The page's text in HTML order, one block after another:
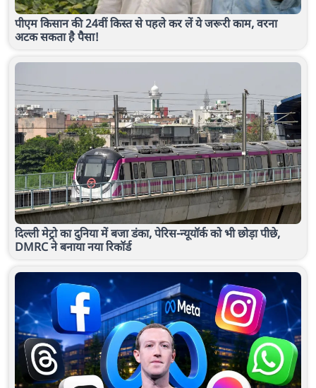
पीएम किसान की 24वीं किस्त से पहले कर लें ये जरूरी काम, वरना
अटक सकता है पैसा!
दिल्ली मेट्रो का दुनिया में बजा डंका, पेरिस-न्यूयॉर्क को भी छोड़ा पीछे,
DMRC ने बनाया नया रिकॉर्ड